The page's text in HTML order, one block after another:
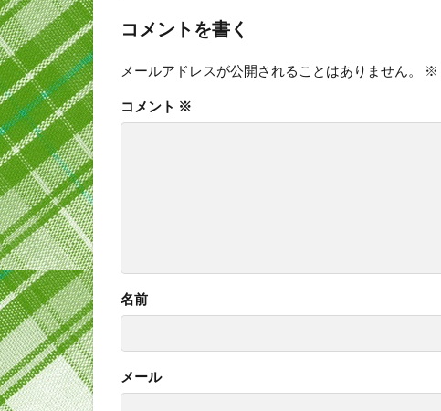
コメントを書く
メールアドレスが公開されることはありません。 ※
コメント ※
名前
メール